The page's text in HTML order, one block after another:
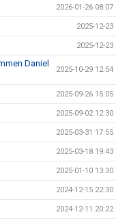
2026-01-26 08:07
2025-12-23
2025-12-23
Daniel
2025-10-29 12:54
2025-09-26 15:05
2025-09-02 12:30
2025-03-31 17:55
2025-03-18 19:43
2025-01-10 13:30
2024-12-15 22:30
2024-12-11 20:22